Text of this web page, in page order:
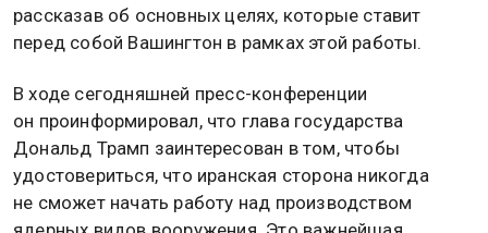
рассказав об основных целях, которые ставит
перед собой Вашингтон в рамках этой работы.
В ходе сегодняшней пресс-конференции
он проинформировал, что глава государства
Дональд Трамп заинтересован в том, чтобы
удостовериться, что иранская сторона никогда
не сможет начать работу над производством